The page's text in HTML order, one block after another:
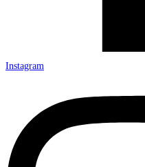
Instagram